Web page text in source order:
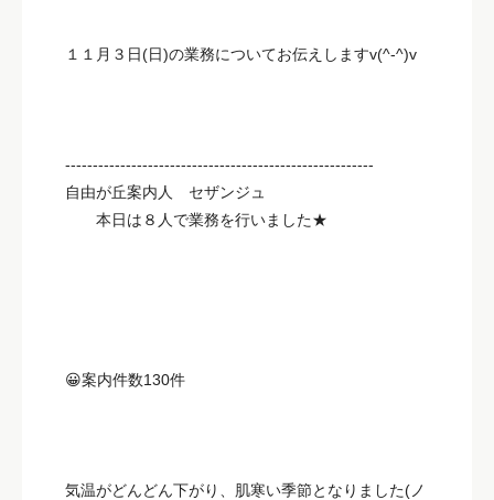
１１月３日(日)の業務についてお伝えしますv(^-^)v
--------------------------------------------------------
自由が丘案内人 セザンジュ
本日は８人で業務を行いました★
😀案内件数130件
気温がどんどん下がり、肌寒い季節となりました(ノ